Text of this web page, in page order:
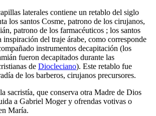
laterales contiene un retablo del siglo
los santos Cosme, patrono de los cirujanos,
patrono de los farmacéuticos ; los santos
inspiración del traje árabe, como corresponde
instrumentos decapitación (los
fueron decapitados durante las
de Diocleciano). Este retablo fue
de los barberos, cirujanos precursores.
sacristía, que conserva otra Madre de Dios
a Gabriel Mogery ofrendas votivas o
María.